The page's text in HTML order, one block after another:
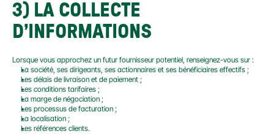
3) LA COLLECTE
D’INFORMATIONS
Lorsque vous approchez un futur fournisseur potentiel, renseignez-vous sur :
La société, ses dirigeants, ses actionnaires et ses bénéficiaires effectifs ;
Les délais de livraison et de paiement ;
Les conditions tarifaires ;
La marge de négociation ;
Les processus de facturation ;
La localisation ;
Les références clients.